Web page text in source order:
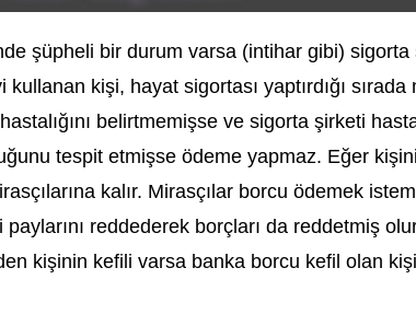
şüpheli bir durum varsa (intihar gibi) sigorta
kişi, hayat sigortası yaptırdığı sırada
belirtmemişse ve sigorta şirketi
tespit etmişse ödeme yapmaz. Eğer
kalır. Mirasçılar borcu ödemek
reddederek borçları da reddetmiş
kişinin kefili varsa banka borcu kefil olan